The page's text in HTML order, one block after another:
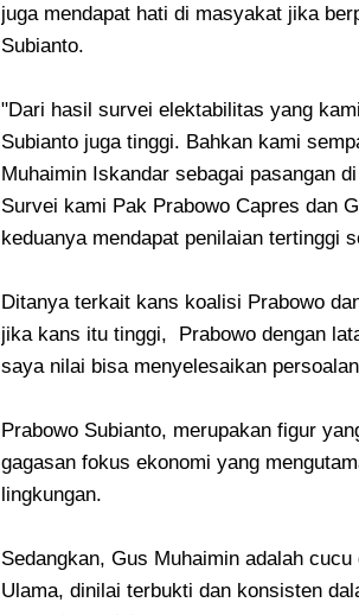
juga mendapat hati di masyakat jika
Subianto.
"Dari hasil survei elektabilitas yang
Subianto juga tinggi. Bahkan kami
Muhaimin Iskandar sebagai pasangan
Survei kami Pak Prabowo Capres dan
keduanya mendapat penilaian tertinggi
Ditanya terkait kans koalisi Prabowo
jika kans itu tinggi, Prabowo dengan
saya nilai bisa menyelesaikan
Prabowo Subianto, merupakan figur
gagasan fokus ekonomi yang
lingkungan.
Sedangkan, Gus Muhaimin adalah
Ulama, dinilai terbukti dan konsisten